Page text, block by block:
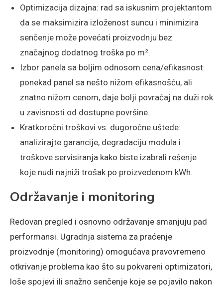
Optimizacija dizajna: rad sa iskusnim projektantom
da se maksimizira izloženost suncu i minimizira
senčenje može povećati proizvodnju bez
značajnog dodatnog troška po m².
Izbor panela sa boljim odnosom cena/efikasnost:
ponekad panel sa nešto nižom efikasnošću, ali
znatno nižom cenom, daje bolji povraćaj na duži rok
u zavisnosti od dostupne površine.
Kratkoročni troškovi vs. dugoročne uštede:
analizirajte garancije, degradaciju modula i
troškove servisiranja kako biste izabrali rešenje
koje nudi najniži trošak po proizvedenom kWh.
Održavanje i monitoring
Redovan pregled i osnovno održavanje smanjuju pad
performansi. Ugradnja sistema za praćenje
proizvodnje (monitoring) omogućava pravovremeno
otkrivanje problema kao što su pokvareni optimizatori,
loše spojevi ili snažno senčenje koje se pojavilo nakon